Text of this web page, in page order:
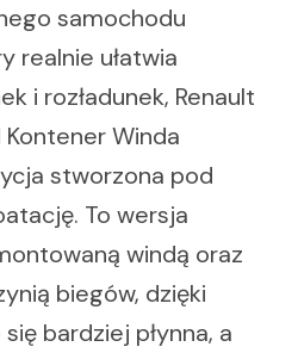
samochodu
realnie ułatwia
i rozładunek, Renault
Winda
stworzona pod
To wersja
windą oraz
biegów, dzięki
bardziej płynna, a